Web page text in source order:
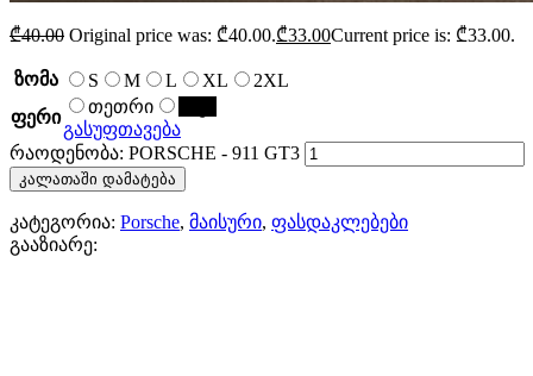
₾40.00 Original price was: ₾40.00.₾33.00Current price is: ₾33.00.
ზომა S M L XL
2XL
ფერი
თეთრი
გასუფთავება
რაოდენობა: PORSCHE - 911 GT3
კალათაში დამატება
კატეგორია: Porsche, მაისური, ფასდაკლებები
გააზიარე: